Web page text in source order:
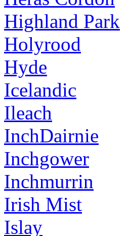
Highland Park
Holyrood
Hyde
Icelandic
Ileach
InchDairnie
Inchgower
Inchmurrin
Irish Mist
Islay